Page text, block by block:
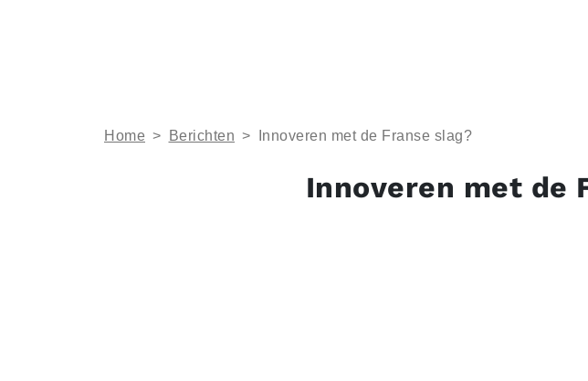
Home > Berichten > Innoveren met de Franse slag?
Innoveren met de